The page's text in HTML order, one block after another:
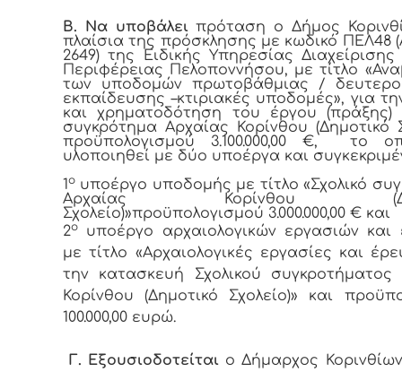
Β. Να υποβάλειπρόταση ο Δήμος
πλαίσια της πρόσκλησης με κωδικό
2649) της Ειδικής Υπηρεσίας
Περιφέρειας Πελοποννήσου, με τίτλο
των υποδομών πρωτοβάθμιας /
εκπαίδευσης –κτιριακές υποδομές», για
και χρηματοδότηση του έργου (πράξης)
συγκρότημα Αρχαίας Κορίνθου (Δημοτικό
προϋπολογισμού 3.100.000,00 €, το
υλοποιηθεί με δύο υποέργα και
1ο υποέργο υποδομής με τίτλο «Σχολικό
Αρχαίας Κορίνθου
Σχολείο)»προϋπολογισμού 3.000.000,00 € και
2ο
υποέργο αρχαιολογικών εργασιών και
με τίτλο «Αρχαιολογικές εργασίες και
την κατασκευή Σχολικού συγκροτήματος
Κορίνθου (Δημοτικό Σχολείο)» και
100.000,00 ευρώ.
Γ. Εξουσιοδοτείται ο Δήμαρχος